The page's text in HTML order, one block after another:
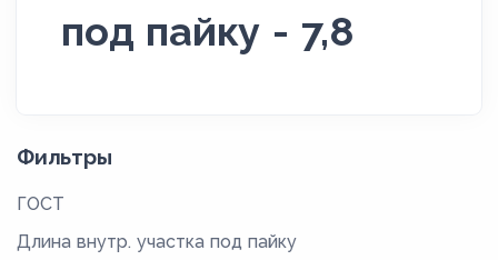
под пайку - 7,8
Фильтры
ГОСТ
Длина внутр. участка под пайку